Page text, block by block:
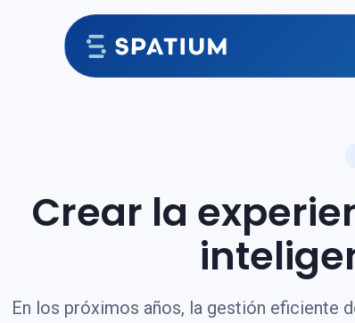
Ir al contenido
Crear la
En los próximos años, la gestión eficiente